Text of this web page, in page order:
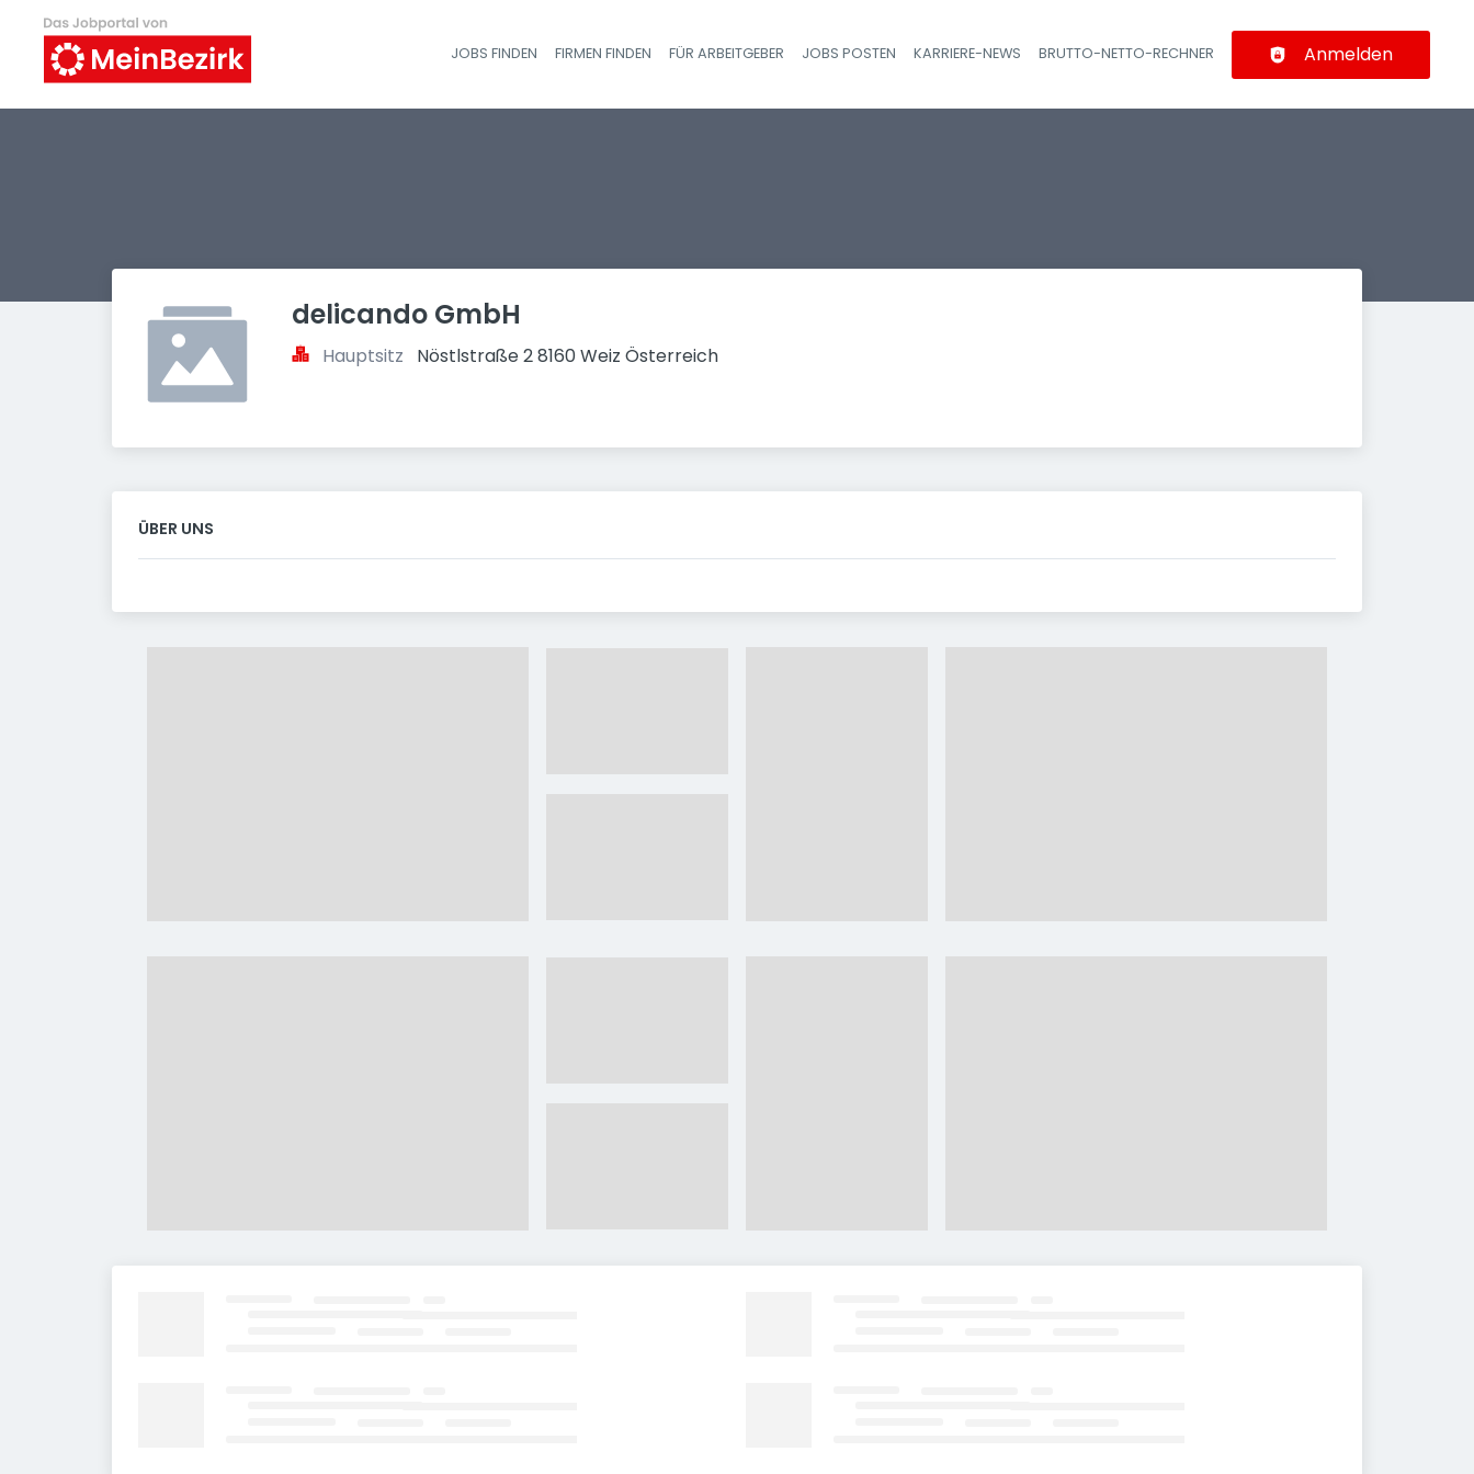
Haupt-Navigation
JOBS FINDEN FIRMEN FINDEN FÜR ARBEITGEBER JOBS POSTEN KARRIERE-NEWS BRUTTO-NETTO-RECHNER Anmelden
delicando GmbH
Hauptsitz Nöstlstraße 2 8160 Weiz Österreich
ÜBER UNS